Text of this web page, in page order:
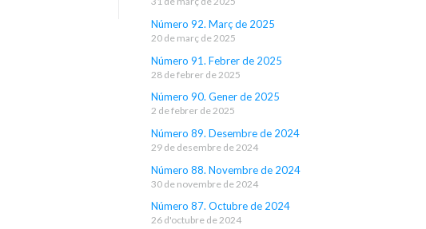
Número 92. Març de 2025
20 de març de 2025
Número 91. Febrer de 2025
28 de febrer de 2025
Número 90. Gener de 2025
2 de febrer de 2025
Número 89. Desembre de 2024
29 de desembre de 2024
Número 88. Novembre de 2024
30 de novembre de 2024
Número 87. Octubre de 2024
26 d'octubre de 2024